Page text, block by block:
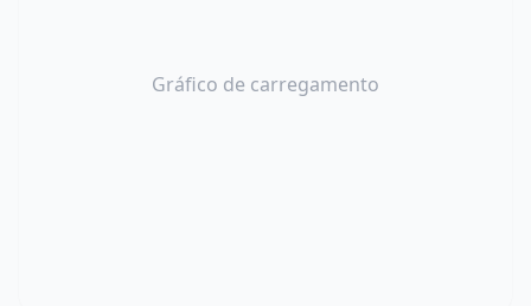
Gráfico de carregamento